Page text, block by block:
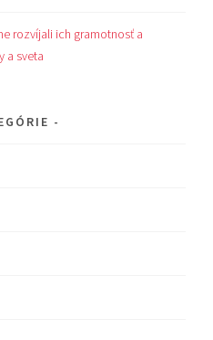
rozvíjali ich gramotnosť a
a sveta